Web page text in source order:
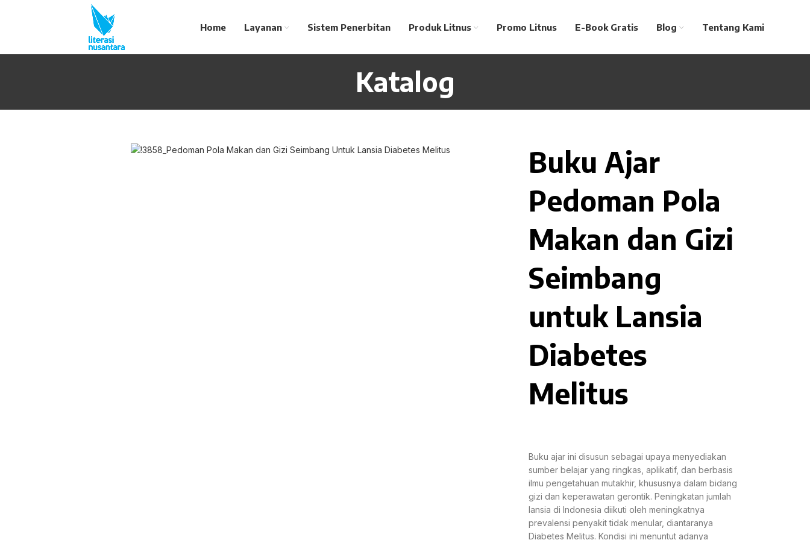
Home Layanan Sistem Penerbitan Produk Litnus Promo Litnus E-Book Gratis Blog Tentang Kami
Katalog
Buku Ajar
Pedoman Pola
Makan dan Gizi
Seimbang
untuk Lansia
Diabetes
Melitus
Buku ajar ini disusun sebagai upaya menyediakan
sumber belajar yang ringkas, aplikatif, dan berbasis
ilmu pengetahuan mutakhir, khususnya dalam bidang
gizi dan keperawatan gerontik. Peningkatan jumlah
lansia di Indonesia diikuti oleh meningkatnya
prevalensi penyakit tidak menular, diantaranya
Diabetes Melitus. Kondisi ini menuntut adanya